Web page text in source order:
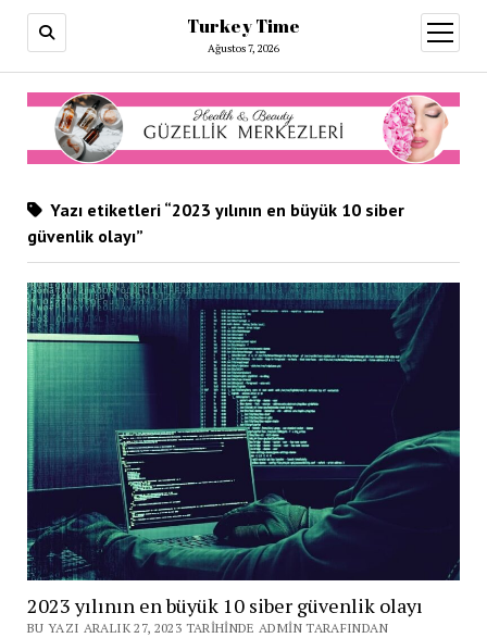
Turkey Time
Ağustos 7, 2026
aç
Yazı etiketleri “2023 yılının en büyük 10 siber
güvenlik olayı”
2023 yılının en büyük 10 siber güvenlik olayı
BU YAZI ARALIK 27, 2023 TARIHINDE ADMIN TARAFINDAN